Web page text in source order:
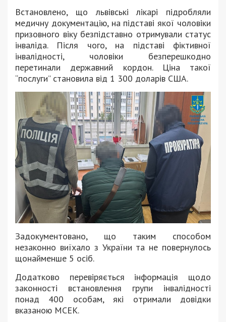
Встановлено, що львівські лікарі підробляли
медичну документацію, на підставі якої чоловіки
призовного віку безпідставно отримували статус
інваліда. Після чого, на підставі фіктивної
інвалідності, чоловіки безперешкодно
перетинали державний кордон. Ціна такої
“послуги” становила від 1 300 доларів США.
Задокументовано, що таким способом
незаконно виїхало з України та не повернулось
щонайменше 5 осіб.
Додатково перевіряється інформація щодо
законності встановлення групи інвалідності
понад 400 особам, які отримали довідки
вказаною МСЕК.